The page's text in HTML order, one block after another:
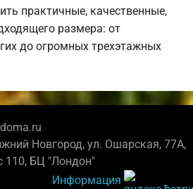
практичные, качественные,
размера: от
до огромных трехэтажных
Новгород, ул. Ошарская, 77А,
110, БЦ "Лондон"
Информация